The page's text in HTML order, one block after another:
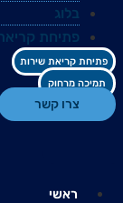
בלוג
פתיחת
פתיחת קריאת שירות
תמיכה מרחוק
צרו קשר
ראשי